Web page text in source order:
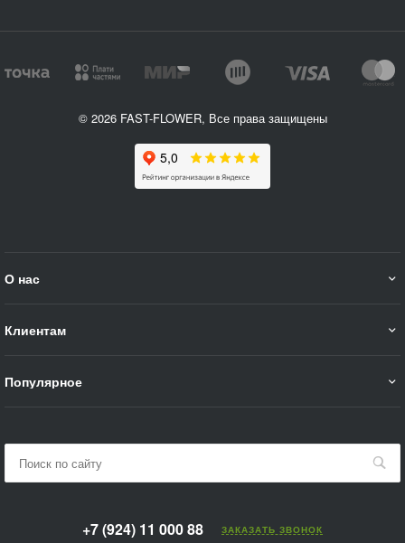
© 2026 FAST-FLOWER, Все права защищены
О нас
Клиентам
Популярное
+7 (924) 11 000 88 ЗАКАЗАТЬ ЗВОНОК